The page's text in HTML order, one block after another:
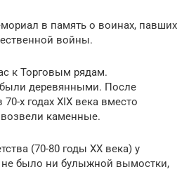
в память о воинах, павших
войны.
к Торговым рядам.
деревянными. После
х годах XIX века вместо
каменные.
(70-80 годы ХХ века) у
было ни булыжной вымостки,